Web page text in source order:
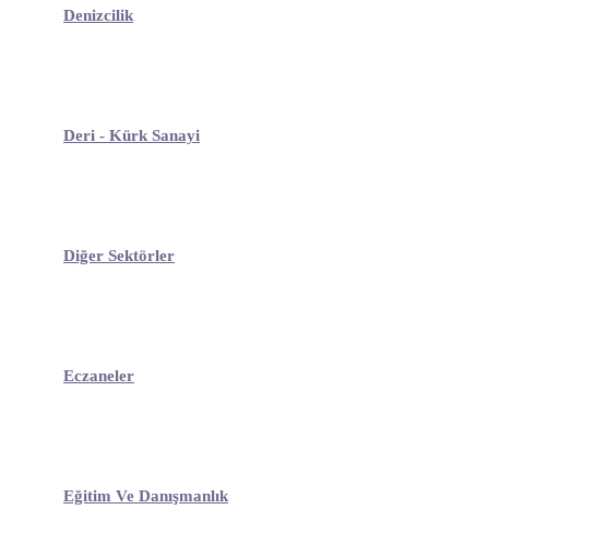
Denizcilik
Deri - Kürk Sanayi
Diğer Sektörler
Eczaneler
Eğitim Ve Danışmanlık